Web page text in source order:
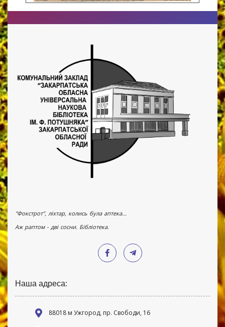
"Фокстрот", ліхтар, колись була аптека...
Аж раптом - дві сосни. Бібліотека.
Наша адреса:
88018 м Ужгород, пр. Свободи, 16